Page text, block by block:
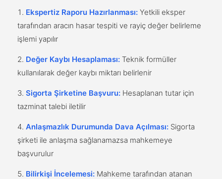
Ekspertiz Raporu Hazırlanması: Yetkili eksper
tarafından aracın hasar tespiti ve rayiç değer belirleme
işlemi yapılır
Değer Kaybı Hesaplaması: Teknik formüller
kullanılarak değer kaybı miktarı belirlenir
Sigorta Şirketine Başvuru: Hesaplanan tutar için
tazminat talebi iletilir
Anlaşmazlık Durumunda Dava Açılması: Sigorta
şirketi ile anlaşma sağlanamazsa mahkemeye
başvurulur
Bilirkişi İncelemesi: Mahkeme tarafından atanan